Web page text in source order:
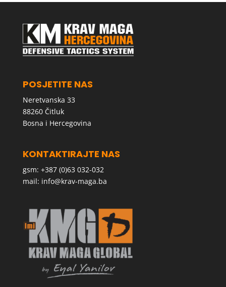
POSJETITE NAS
Neretvanska 33
88260 Čitluk
Bosna i Hercegovina
KONTAKTIRAJTE NAS
gsm: +387 (0)63 032-032
mail: info@krav-maga.ba